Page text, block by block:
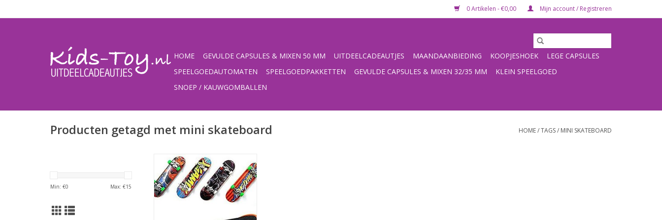
0 Artikelen - €0,00 Mijn account / Registreren
HOME GEVULDE CAPSULES & MIXEN 50 MM UITDEELCADEAUTJES MAANDAANBIEDING KOOPJESHOEK
LEGE CAPSULES
SPEELGOEDAUTOMATEN
SPEELGOEDPAKKETTEN GEVULDE CAPSULES & MIXEN 32/35 MM
KLEIN SPEELGOED
SNOEP / KAUWGOMBALLEN
Producten getagd met mini skateboard HOME/TAGS/ MINI SKATEBOARD
Min: €0 Max: €15
Een leuke, stoere set mini
skateboards, 10 stuks en 5 sets
om wielen te wisselen
TOEVOEGEN AAN WINKELWAGEN